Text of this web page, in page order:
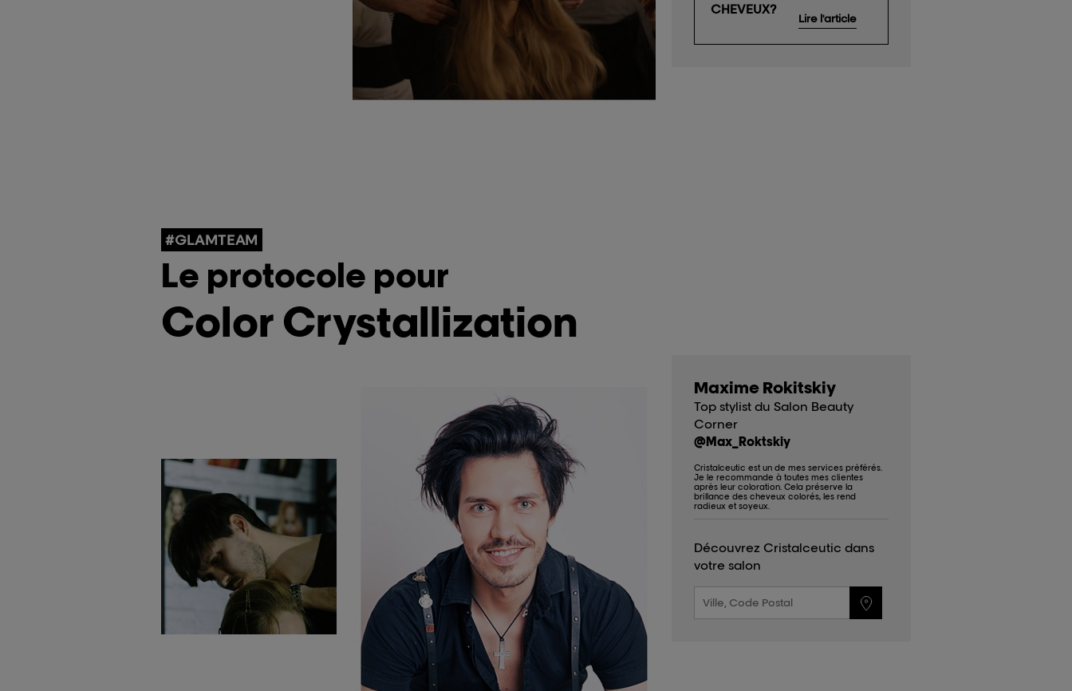
CHEVEUX?
Lire l'article
#GLAMTEAM
Le protocole pour
Color Crystallization
Maxime Rokitskiy
Top stylist du Salon Beauty
Corner
@Max_Roktskiy
Cristalceutic est un de mes services préférés.
Je le recommande à toutes mes clientes
après leur coloration. Cela préserve la
brillance des cheveux colorés, les rend
radieux et soyeux.
Découvrez Cristalceutic dans
votre salon